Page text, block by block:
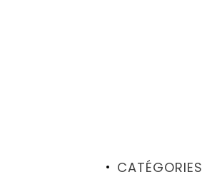
CATÉGORIES